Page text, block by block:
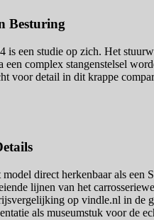
Besturing
is een studie op zich. Het
complex stangenstelsel
voor detail in dit krappe
direct herkenbaar als een
lijnen van het
op vindle.nl in de
als museumstuk voor de